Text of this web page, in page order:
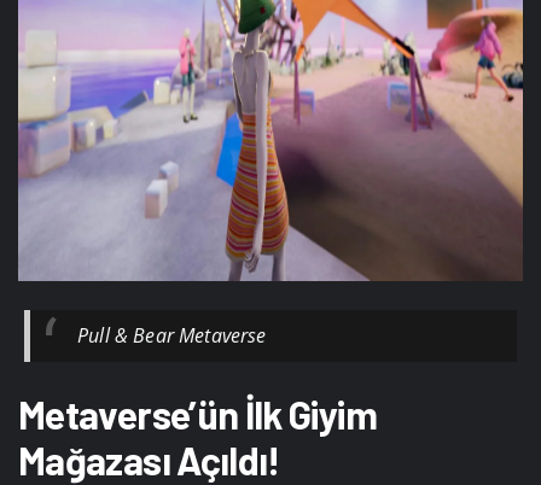
Pull & Bear Metaverse
Metaverse’ün İlk Giyim
Mağazası Açıldı!